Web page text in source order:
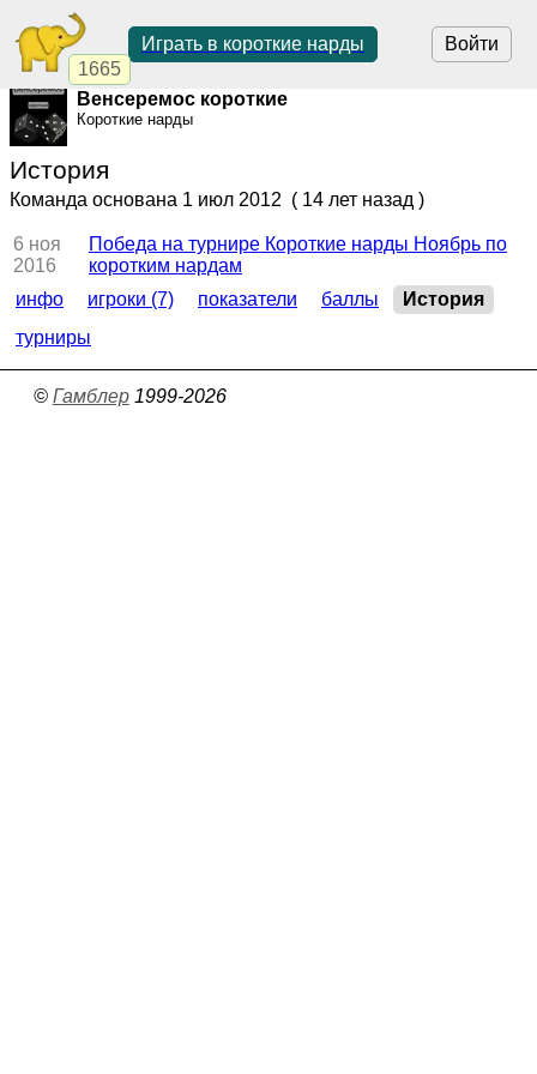
1665
Войти
Играть в короткие нарды
Венсеремос короткие
Короткие нарды
История
Команда основана 1 июл 2012 ( 14 лет назад )
6 ноя
2016
Победа на турнире Короткие нарды Ноябрь по
коротким нардам
инфо
игроки (7) показатели баллы
История
турниры
© Гамблер1999-2026